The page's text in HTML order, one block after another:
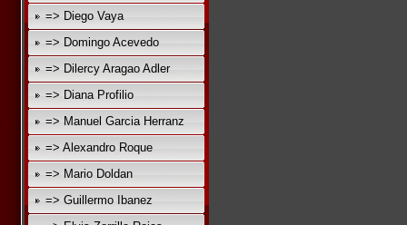
=> Diego Vaya
=> Domingo Acevedo
=> Dilercy Aragao Adler
=> Diana Profilio
=> Manuel Garcia Herranz
=> Alexandro Roque
=> Mario Doldan
=> Guillermo Ibanez